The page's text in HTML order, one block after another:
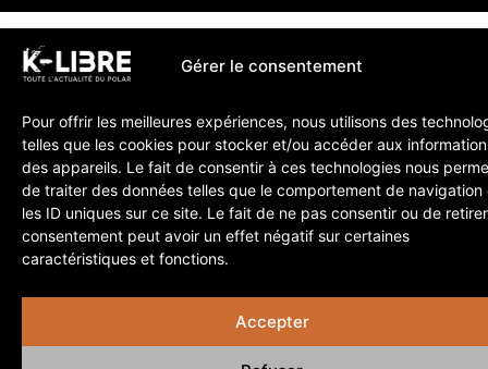
Gérer le consentement
Pour offrir les meilleures expériences, nous utilisons des
telles que les cookies pour stocker et/ou accéder aux
des appareils. Le fait de consentir à ces technologies nous
de traiter des données telles que le comportement de navigation
les ID uniques sur ce site. Le fait de ne pas consentir ou de
consentement peut avoir un effet négatif sur certaines
caractéristiques et fonctions.
Accepter